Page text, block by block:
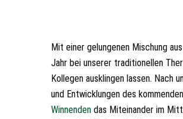
Mit einer gelungenen Mischung
Jahr bei unserer traditionellen
Kollegen ausklingen lassen. Nach
und Entwicklungen des
Winnenden das Miteinander im